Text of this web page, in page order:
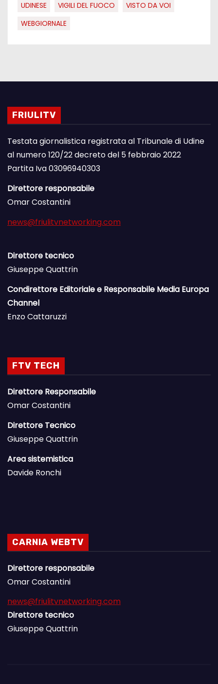
UDINESE
VIGILI DEL FUOCO
VISTO DA VOI
WEBGIORNALE
FRIULITV
Testata giornalistica registrata al Tribunale di Udine
al numero 120/22 decreto del 5 febbraio 2022
Partita Iva 03096940303
Direttore responsabile
Omar Costantini
news@friulitvnetworking.com
Direttore tecnico
Giuseppe Quattrin
Condirettore Editoriale e Responsabile Media Europa
Channel
Enzo Cattaruzzi
FTV TECH
Direttore Responsabile
Omar Costantini
Direttore Tecnico
Giuseppe Quattrin
Area sistemistica
Davide Ronchi
CARNIA WEBTV
Direttore responsabile
Omar Costantini
news@friulitvnetworking.com
Direttore tecnico
Giuseppe Quattrin